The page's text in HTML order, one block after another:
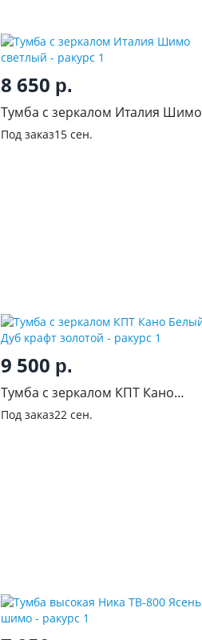
8 650 р.
Тумба с зеркалом Италия Шимо
светлый
Под заказ15 сен.
9 500 р.
Тумба с зеркалом КПТ Кано
Белый/Дуб крафт золотой
Под заказ22 сен.